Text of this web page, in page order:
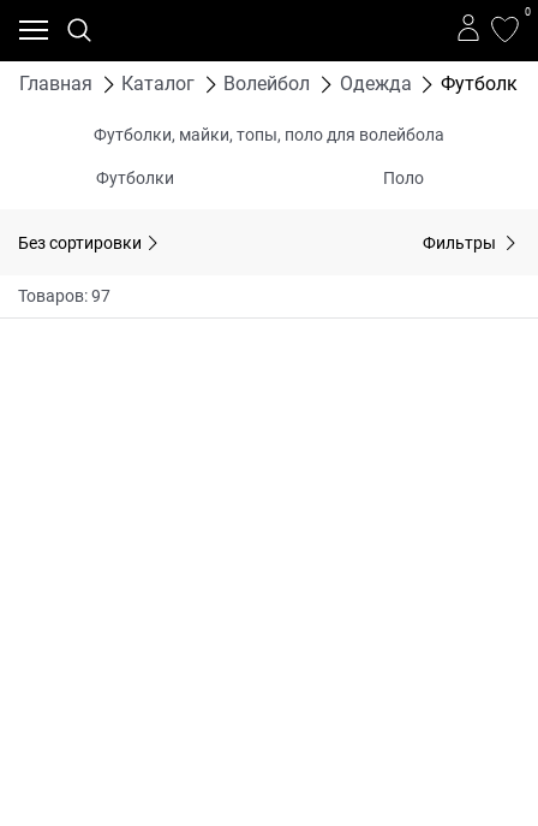
0
Главная Каталог Волейбол Одежда
Футболки, майки, топы, поло для волейбола
Футболки Поло
Без сортировки Фильтры
Товаров: 97